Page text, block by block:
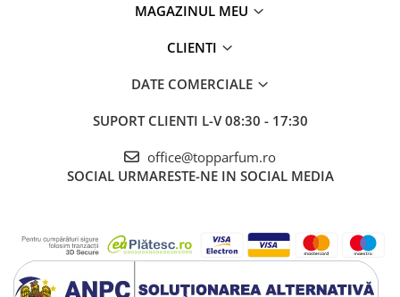
MAGAZINUL MEU
CLIENTI
DATE COMERCIALE
SUPORT CLIENTI L-V 08:30 - 17:30
office@topparfum.ro
SOCIAL URMARESTE-NE IN SOCIAL MEDIA